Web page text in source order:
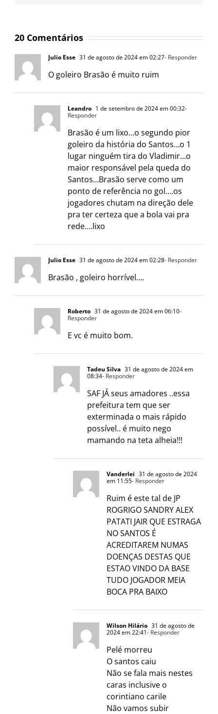
20 Comentários
Julio Esse 31 de agosto de 2024 em 02:27- Responder
O goleiro Brasão é muito ruim
Leandro 1 de setembro de 2024 em 00:32-
Responder
Brasão é um lixo…o segundo pior
goleiro da história do Santos…o 1
lugar ninguém tira do Vladimir…o
maior responsável pela queda do
Santos…Brasão serve como um
ponto de referência no gol….os
jogadores chutam na direção dele
pra ter certeza que a bola vai pra
rede….lixo
Julio Esse 31 de agosto de 2024 em 02:28- Responder
Brasão , goleiro horrível….
Roberto 31 de agosto de 2024 em 06:10-
Responder
E vc é muito bom.
Tadeu Silva 31 de agosto de 2024 em
08:34- Responder
SAF JÁ seus amadores ..essa
prefeitura tem que ser
exterminada o mais rápido
possível.. é muito nego
mamando na teta alheia!!!
Vanderlei 31 de agosto de 2024
em 11:55- Responder
Ruim é este tal de JP
ROGRIGO SANDRY ALEX
PATATI JAIR QUE ESTRAGA
NO SANTOS É
ACREDITAREM NUMAS
DOENÇAS DESTAS QUE
ESTAO VINDO DA BASE
TUDO JOGADOR MEIA
BOCA PRA BAIXO
Wilson Hilário 31 de agosto de
2024 em 22:41- Responder
Pelé morreu
O santos caiu
Não se fala mais nestes
caras inclusive o
corintiano carile
Não vamos subir